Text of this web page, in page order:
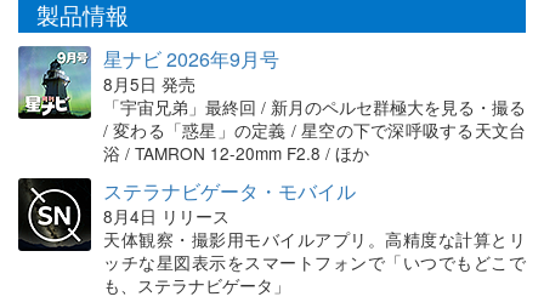
製品情報
星ナビ 2026年9月号
8月5日 発売
「宇宙兄弟」最終回 / 新月のペルセ群極大を見る・撮る
/ 変わる「惑星」の定義 / 星空の下で深呼吸する天文台
浴 / TAMRON 12-20mm F2.8 / ほか
ステラナビゲータ・モバイル
8月4日 リリース
天体観察・撮影用モバイルアプリ。高精度な計算とリ
ッチな星図表示をスマートフォンで「いつでもどこで
も、ステラナビゲータ」